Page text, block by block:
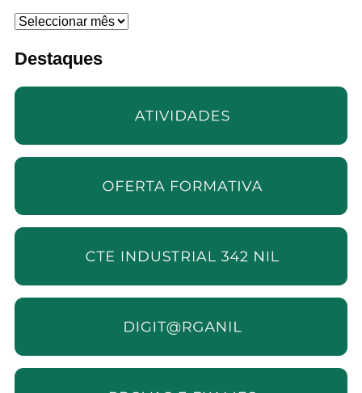
Arquivo
Destaques